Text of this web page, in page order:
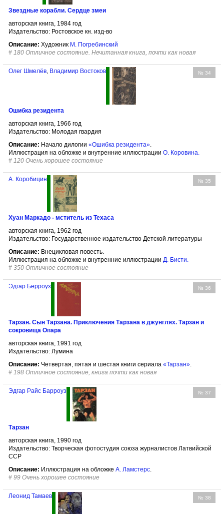
Звездные корабли. Сердце змеи
авторская книга, 1984 год
Издательство: Ростовское кн. изд-во
Описание: Художник М. Погребинский
# 180 Отличное состояние. Нечитанная книга, почти как новая
№ 34
Олег Шмелёв Владимир Востоков
Ошибка резидента
авторская книга, 1966 год
Издательство: Молодая гвардия
Описание: Начало дилогии «Ошибка резидента»
Иллюстрация на обложке и внутренние иллюстрации О. Коровина
# 120 Очень хорошее состояние
№ 35
А. Коробицин
Хуан Маркадо - мститель из Техаса
авторская книга, 1962 год
Издательство: Государственное издательство Детской литературы
Описание: Внецикловая повесть.
Иллюстрация на обложке и внутренние иллюстрации Д. Бисти.
# 350 Отличное состояние
№ 36
Эдгар Берроуз
Тарзан. Сын Тарзана. Приключения Тарзана в джунглях. Тарзан и
сокровища Опара
авторская книга, 1991 год
Издательство: Лумина
Описание: Четвертая, пятая и шестая книги сериала «Тарзан»
# 198 Отличное состояние, книга почти как новая
№ 37
Эдгар Райс Барроуз
Тарзан
авторская книга, 1990 год
Издательство: Творческая фотостудия союза журналистов Латвийской
ССР
Описание: Иллюстрация на обложке А. Ламстерс.
# 99 Очень хорошее состояние
№ 38
Леонид Тамаев